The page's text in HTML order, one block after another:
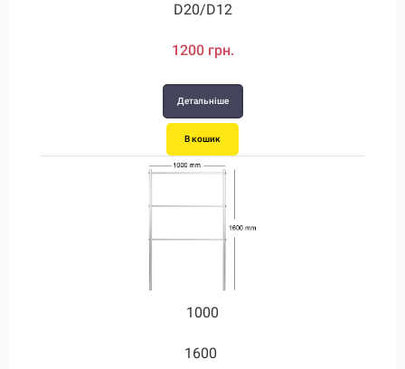
D20/D12
1200 грн.
Детальніше
В кошик
1000
1600